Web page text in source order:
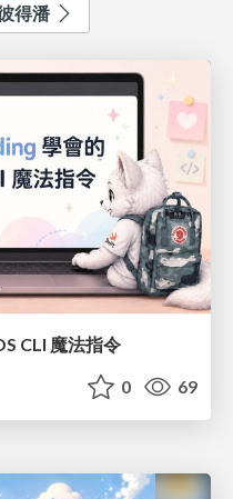
得潘
CLI 魔法指令
0 69